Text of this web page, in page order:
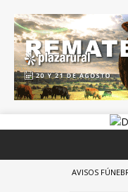
AVISOS